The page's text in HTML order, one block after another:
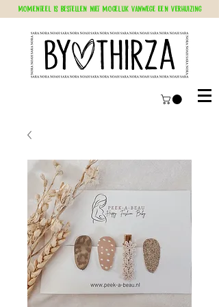
Momenteel is bestellen niet mogelijk vanwege een verhuizing